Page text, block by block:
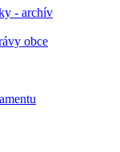
- archív
obce